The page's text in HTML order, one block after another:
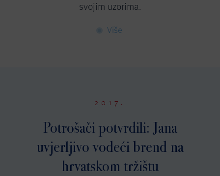
svojim uzorima.
Više
2017.
Potrošači potvrdili: Jana
uvjerljivo vodeći brend na
hrvatskom tržištu